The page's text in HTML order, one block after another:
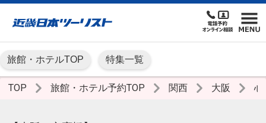
旅館・ホテルTOP 特集一覧
TOP 旅館・ホテル予約TOP 関西 大阪 心